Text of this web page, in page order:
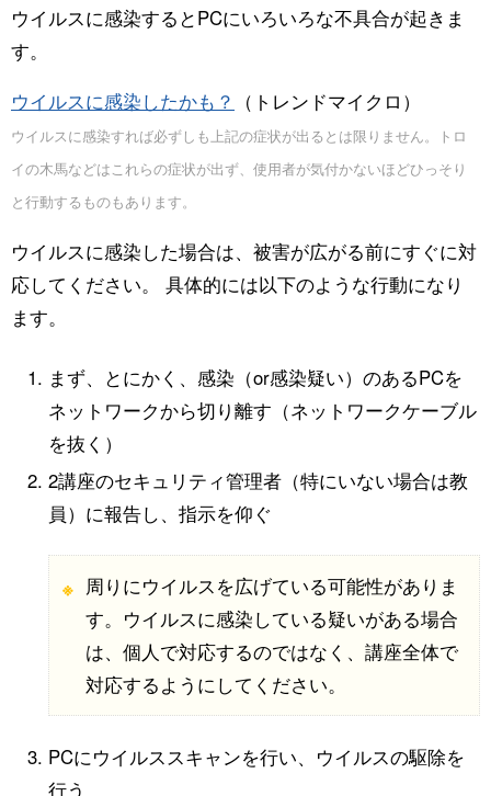
ウイルスに感染するとPCにいろいろな不具合が起きま
す。
ウイルスに感染したかも？
（トレンドマイクロ）
ウイルスに感染すれば必ずしも上記の症状が出るとは限りません。トロ
イの木馬などはこれらの症状が出ず、使用者が気付かないほどひっそり
と行動するものもあります。
ウイルスに感染した場合は、被害が広がる前にすぐに対
応してください。 具体的には以下のような行動になり
ます。
まず、とにかく、感染（or感染疑い）のあるPCを
ネットワークから切り離す（ネットワークケーブル
を抜く）
2講座のセキュリティ管理者（特にいない場合は教
員）に報告し、指示を仰ぐ
周りにウイルスを広げている可能性がありま
す。ウイルスに感染している疑いがある場合
は、個人で対応するのではなく、講座全体で
対応するようにしてください。
PCにウイルススキャンを行い、ウイルスの駆除を
行う